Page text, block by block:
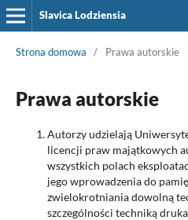
Slavica Lodziensia
Strona domowa / Prawa autorskie
Prawa autorskie
Autorzy udzielają
licencji praw majątkowych
wszystkich polach
jego wprowadzenia do
zwielokrotniania dowolną
szczególności techniką